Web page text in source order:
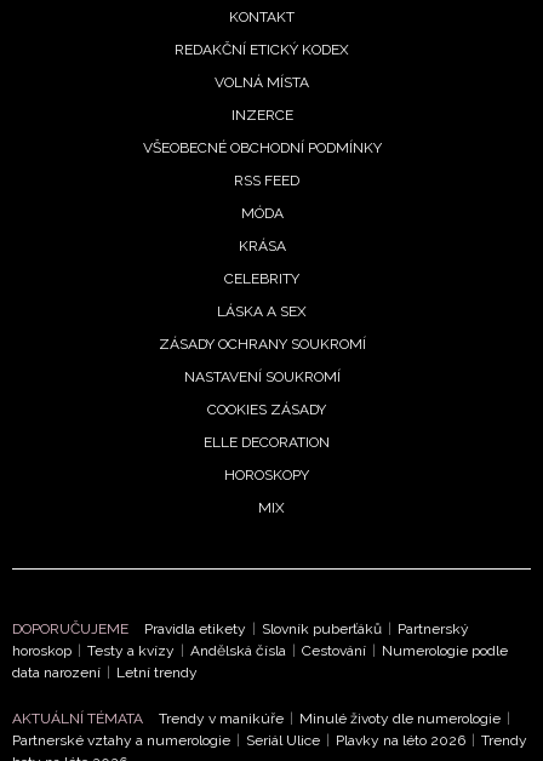
podmínkami společnosti BurdaMedia Extra s.r.o.
potvrzujete, že jste se seznámili se
- BurdaMedia Extra s.r.o. bude s
Vašimi údaji pracovat zejména k organizaci a
zpracováním údajů k tomuto účelu podle Zásad ochrany
soukromí BurdaMedia Extra s.r.o., zaškrtněte toto pole.
KONTAKT
REDAKČNÍ ETICKÝ KODEX
VOLNÁ MÍSTA
INZERCE
VŠEOBECNÉ OBCHODNÍ PODMÍNKY
RSS FEED
MÓDA
KRÁSA
CELEBRITY
LÁSKA A SEX
ZÁSADY OCHRANY SOUKROMÍ
NASTAVENÍ SOUKROMÍ
COOKIES ZÁSADY
ELLE DECORATION
HOROSKOPY
MIX
DOPORUČUJEME Pravidla etikety Slovník puberťáků
Partnerský
horoskop
Testy a kvízy Andělská čísla Cestování
Numerologie podle
data narození
Letní trendy
AKTUÁLNÍ TÉMATA Trendy v manikúře Minulé životy dle numerologie
Partnerské vztahy a numerologie
Seriál Ulice Plavky na léto 2026
Trendy